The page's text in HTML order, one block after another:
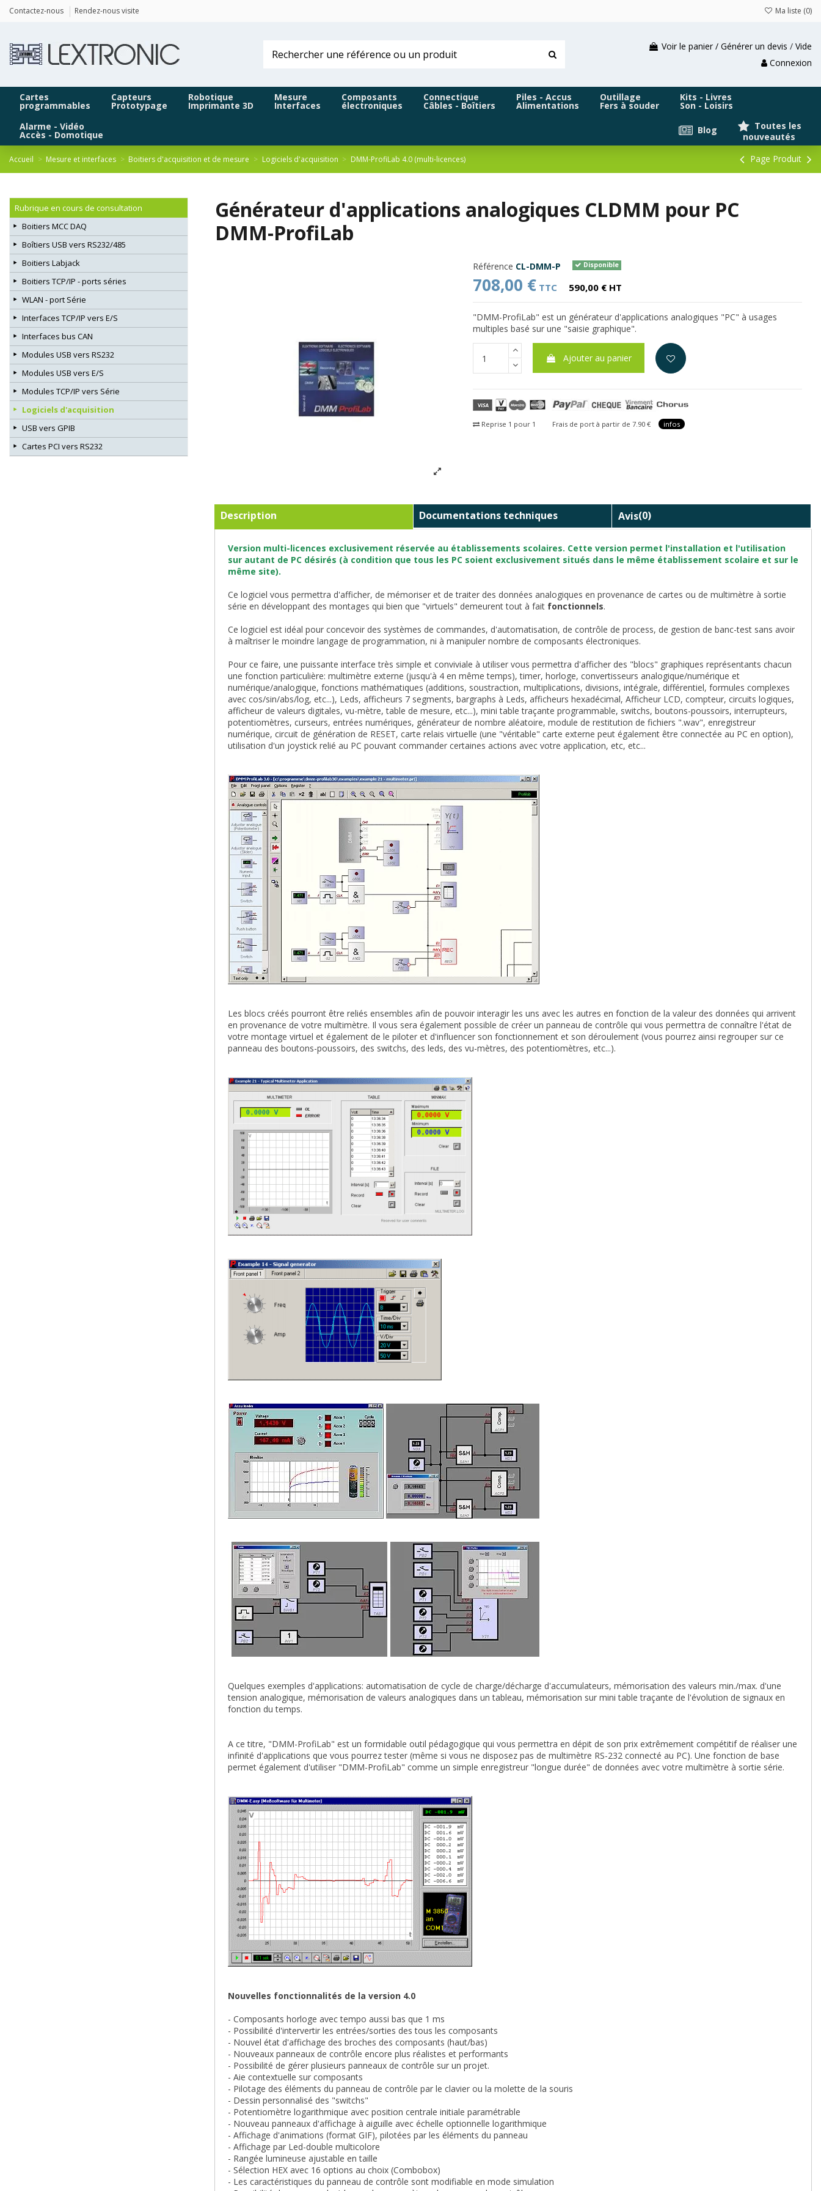
Contactez-nous Rendez-nous visite Ma liste (0)
Voir le panier / Générer un devis / Vide
Connexion
Cartes
programmables
Capteurs
Prototypage
Robotique
Imprimante 3D
Mesure
Interfaces
Composants
électroniques
Connectique
Câbles - Boîtiers
Piles - Accus
Alimentations
Outillage
Fers à souder
Kits - Livres
Son - Loisirs
Alarme - Vidéo
Accès - Domotique
Toutes les
nouveautés
Blog
Accueil Mesure et interfaces Boitiers d'acquisition et de mesure Logiciels d'acquisition DMM-ProfiLab 4.0 (multi-licences) Page Produit
Générateur d'applications analogiques CLDMM pour PC
DMM-ProfiLab
Référence CL-DMM-P Disponible
708,00 € TTC 590,00 € HT
"DMM-ProfiLab" est un générateur d'applications analogiques "PC" à usages
multiples basé sur une "saisie graphique".
Ajouter au panier
Reprise 1 pour 1 Frais de port à partir de 7.90 € infos
Description Documentations techniques Avis(0)
Version multi-licences exclusivement réservée au établissements scolaires. Cette version permet l'installation et l'utilisation
sur autant de PC désirés (à condition que tous les PC soient exclusivement situés dans le même établissement scolaire et sur le
même site).
Ce logiciel vous permettra d'afficher, de mémoriser et de traiter des données analogiques en provenance de cartes ou de multimètre à sortie
série en développant des montages qui bien que "virtuels" demeurent tout à fait fonctionnels.
Ce logiciel est idéal pour concevoir des systèmes de commandes, d'automatisation, de contrôle de process, de gestion de banc-test sans avoir
à maîtriser le moindre langage de programmation, ni à manipuler nombre de composants électroniques.
Pour ce faire, une puissante interface très simple et conviviale à utiliser vous permettra d'afficher des "blocs" graphiques représentants chacun
une fonction particulière: multimètre externe (jusqu'à 4 en même temps), timer, horloge, convertisseurs analogique/numérique et
numérique/analogique, fonctions mathématiques (additions, soustraction, multiplications, divisions, intégrale, différentiel, formules complexes
avec cos/sin/abs/log, etc...), Leds, afficheurs 7 segments, bargraphs à Leds, afficheurs hexadécimal, Afficheur LCD, compteur, circuits logiques,
afficheur de valeurs digitales, vu-mètre, table de mesure, etc...), mini table traçante programmable, switchs, boutons-poussoirs, interrupteurs,
potentiomètres, curseurs, entrées numériques, générateur de nombre aléatoire, module de restitution de fichiers ".wav", enregistreur
numérique, circuit de génération de RESET, carte relais virtuelle (une "véritable" carte externe peut également être connectée au PC en option),
utilisation d'un joystick relié au PC pouvant commander certaines actions avec votre application, etc, etc...
Les blocs créés pourront être reliés ensembles afin de pouvoir interagir les uns avec les autres en fonction de la valeur des données qui arrivent
en provenance de votre multimètre. Il vous sera également possible de créer un panneau de contrôle qui vous permettra de connaître l'état de
votre montage virtuel et également de le piloter et d'influencer son fonctionnement et son déroulement (vous pourrez ainsi regrouper sur ce
panneau des boutons-poussoirs, des switchs, des leds, des vu-mètres, des potentiomètres, etc...).
Quelques exemples d'applications: automatisation de cycle de charge/décharge d'accumulateurs, mémorisation des valeurs min./max. d'une
tension analogique, mémorisation de valeurs analogiques dans un tableau, mémorisation sur mini table traçante de l'évolution de signaux en
fonction du temps.
A ce titre, "DMM-ProfiLab" est un formidable outil pédagogique qui vous permettra en dépit de son prix extrêmement compétitif de réaliser une
infinité d'applications que vous pourrez tester (même si vous ne disposez pas de multimètre RS-232 connecté au PC). Une fonction de base
permet également d'utiliser "DMM-ProfiLab" comme un simple enregistreur "longue durée" de données avec votre multimètre à sortie série.
Nouvelles fonctionnalités de la version 4.0
- Composants horloge avec tempo aussi bas que 1 ms
- Possibilité d'intervertir les entrées/sorties des tous les composants
- Nouvel état d'affichage des broches des composants (haut/bas)
- Nouveaux panneaux de contrôle encore plus réalistes et performants
- Possibilité de gérer plusieurs panneaux de contrôle sur un projet.
- Aie contextuelle sur composants
- Pilotage des éléments du panneau de contrôle par le clavier ou la molette de la souris
- Dessin personnalisé des "switchs"
- Potentiomètre logarithmique avec position centrale initiale paramétrable
- Nouveau panneaux d'affichage à aiguille avec échelle optionnelle logarithmique
- Affichage d'animations (format GIF), pilotées par les éléments du panneau
- Affichage par Led-double multicolore
- Rangée lumineuse ajustable en taille
- Sélection HEX avec 16 options au choix (Combobox)
- Les caractéristiques du panneau de contrôle sont modifiable en mode simulation
Rubrique en cours de consultation
Boitiers MCC DAQ
Boîtiers USB vers RS232/485
Boitiers Labjack
Boitiers TCP/IP - ports séries
WLAN - port Série
Interfaces TCP/IP vers E/S
Interfaces bus CAN
Modules USB vers RS232
Modules USB vers E/S
Modules TCP/IP vers Série
Logiciels d'acquisition
USB vers GPIB
Cartes PCI vers RS232
Panneau de gestion des cookies